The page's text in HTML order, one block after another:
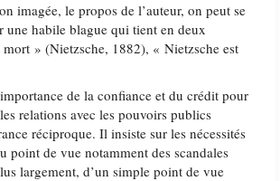
imagée, le propos de l’auteur, on peut se
une habile blague qui tient en deux
» (Nietzsche, 1882), « Nietzsche est
de la confiance et du crédit pour
relations avec les pouvoirs publics
réciproque. Il insiste sur les nécessités
point de vue notamment des scandales
largement, d’un simple point de vue